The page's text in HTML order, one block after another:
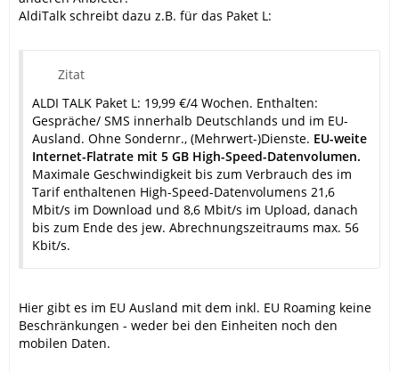
AldiTalk schreibt dazu z.B. für das Paket L:
Zitat
ALDI TALK Paket L: 19,99 €/4 Wochen. Enthalten:
Gespräche/ SMS innerhalb Deutschlands und im EU-
Ausland. Ohne Sondernr., (Mehrwert-)Dienste. EU-weite
Internet-Flatrate mit 5 GB High-Speed-Datenvolumen.
Maximale Geschwindigkeit bis zum Verbrauch des im
Tarif enthaltenen High-Speed-Datenvolumens 21,6
Mbit/s im Download und 8,6 Mbit/s im Upload, danach
bis zum Ende des jew. Abrechnungszeitraums max. 56
Kbit/s.
Hier gibt es im EU Ausland mit dem inkl. EU Roaming keine
Beschränkungen - weder bei den Einheiten noch den
mobilen Daten.